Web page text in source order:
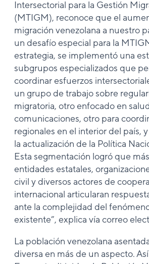
Intersectorial para la Gestión
(MTIGM), reconoce que el
migración venezolana a nuestro
un desafío especial para la
estrategia, se implementó una
subgrupos especializados que
coordinar esfuerzos
un grupo de trabajo sobre
migratoria, otro enfocado en
comunicaciones, otro para
regionales en el interior del país,
la actualización de la Política
Esta segmentación logró que
entidades estatales,
civil y diversos actores de
internacional articularan
ante la complejidad del
existente”, explica vía correo
La población venezolana
diversa en más de un aspecto.